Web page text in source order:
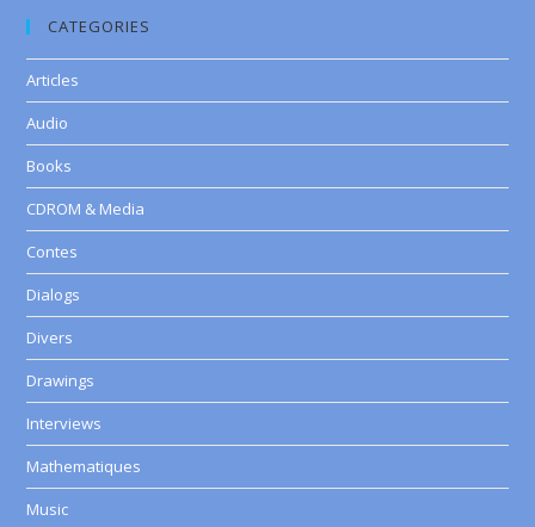
CATEGORIES
Articles
Audio
Books
CDROM & Media
Contes
Dialogs
Divers
Drawings
Interviews
Mathematiques
Music